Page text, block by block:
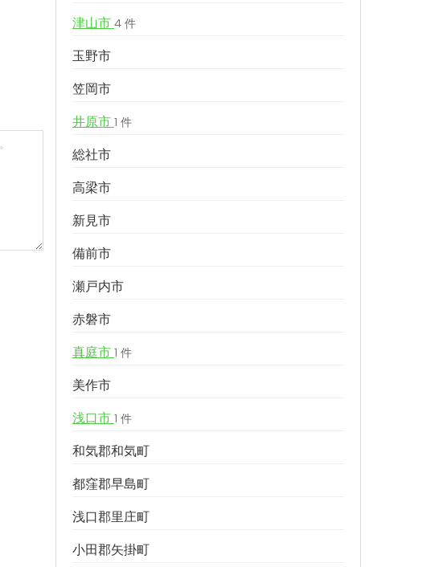
津山市 4 件
玉野市
笠岡市
井原市 1 件
総社市
高梁市
新見市
備前市
瀬戸内市
赤磐市
真庭市 1 件
美作市
浅口市 1 件
和気郡和気町
都窪郡早島町
浅口郡里庄町
小田郡矢掛町